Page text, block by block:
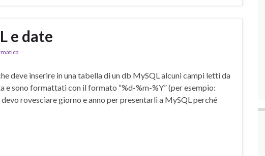
e date
deve inserire in una tabella di un db MySQL alcuni campi letti da
e sono formattati con il formato “%d-%m-%Y” (per esempio:
rovesciare giorno e anno per presentarli a MySQL perché